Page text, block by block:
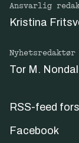
Ansvarlig
Kristina
Nyhetsredaktør
Tor M. Nondal
RSS-feed
Facebook